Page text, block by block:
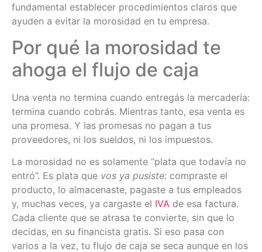
fundamental establecer procedimientos claros que
ayuden a evitar la morosidad en tu empresa.
Por qué la morosidad te
ahoga el flujo de caja
Una venta no termina cuando entregás la mercadería:
termina cuando cobrás. Mientras tanto, esa venta es
una promesa. Y las promesas no pagan a tus
proveedores, ni los sueldos, ni los impuestos.
La morosidad no es solamente “plata que todavía no
entró”. Es plata que vos ya pusiste: compraste el
producto, lo almacenaste, pagaste a tus empleados
y, muchas veces, ya cargaste el IVA de esa factura.
Cada cliente que se atrasa te convierte, sin que lo
decidas, en su financista gratis. Si eso pasa con
varios a la vez, tu flujo de caja se seca aunque en los